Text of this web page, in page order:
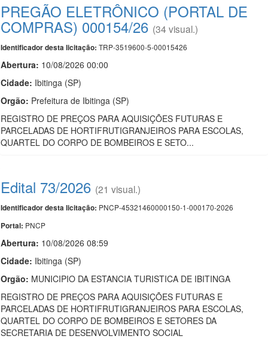
PREGÃO ELETRÔNICO (PORTAL DE
COMPRAS) 000154/26 (34 visual.)
Identificador desta licitação: TRP-3519600-5-00015426
Abertura: 10/08/2026 00:00
Cidade: Ibitinga (SP)
Orgão: Prefeitura de Ibitinga (SP)
REGISTRO DE PREÇOS PARA AQUISIÇÕES FUTURAS E
PARCELADAS DE HORTIFRUTIGRANJEIROS PARA ESCOLAS,
QUARTEL DO CORPO DE BOMBEIROS E SETO...
Edital 73/2026 (21 visual.)
Identificador desta licitação: PNCP-45321460000150-1-000170-2026
Portal: PNCP
Abertura: 10/08/2026 08:59
Cidade: Ibitinga (SP)
Orgão: MUNICIPIO DA ESTANCIA TURISTICA DE IBITINGA
REGISTRO DE PREÇOS PARA AQUISIÇÕES FUTURAS E
PARCELADAS DE HORTIFRUTIGRANJEIROS PARA ESCOLAS,
QUARTEL DO CORPO DE BOMBEIROS E SETORES DA
SECRETARIA DE DESENVOLVIMENTO SOCIAL